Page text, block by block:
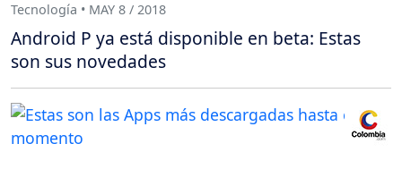
Tecnología • MAY 8 / 2018
Android P ya está disponible en beta: Estas
son sus novedades